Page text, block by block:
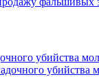
убийства